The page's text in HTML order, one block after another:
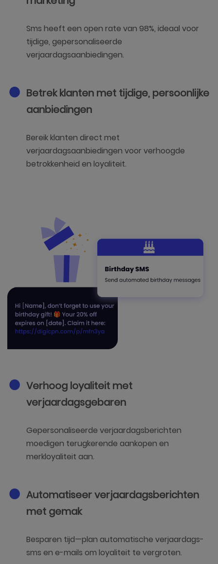
Sms heeft een open rate van 98%, ideaal voor
tijdige, gepersonaliseerde
verjaardagsaanbiedingen.
Betrek klanten met tijdige, persoonlijke
aanbiedingen
Bereik klanten direct met
verjaardagsaanbiedingen voor verhoogde
betrokkenheid en loyaliteit.
Verhoog loyaliteit met
verjaardagsgebaren
Gepersonaliseerde verjaardagsberichten
moedigen terugkerende aankopen en
merkloyaliteit aan.
Automatiseer verjaardagsberichten
met gemak
Besparen tijd—plan automatische verjaardags-
sms en e-mails om loyaliteit te vergroten.